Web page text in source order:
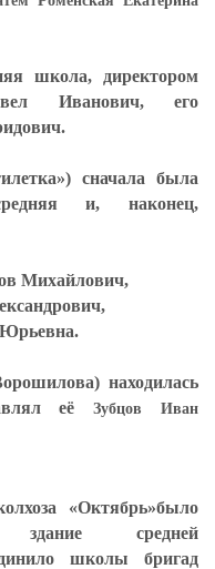
школа, директором
Иванович, его
.
сначала была
и, наконец,
Михайлович,
находилась
еёЗубцов Иван
«Октябрь»было
здание средней
школы бригад